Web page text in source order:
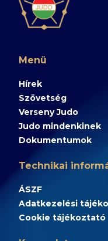
Menü
Hírek
Szövetség
Verseny Judo
Judo mindenkinek
Dokumentumok
Technikai
ÁSZF
Adatkezelési
Cookie tájékoztató